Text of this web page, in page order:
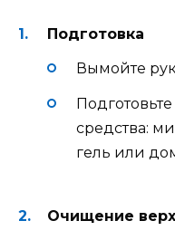
Подготовка
Вымойте
средства:
гель или
Очищение